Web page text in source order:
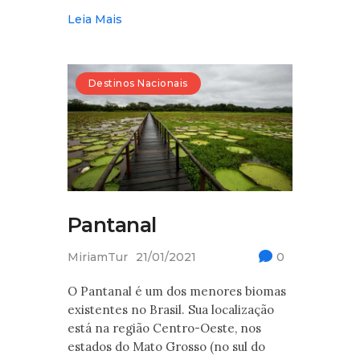
Leia Mais
Destinos Nacionais
Pantanal
MiriamTur 21/01/2021 0
O Pantanal é um dos menores biomas
existentes no Brasil. Sua localização
está na região Centro-Oeste, nos
estados do Mato Grosso (no sul do